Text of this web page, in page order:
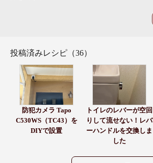
投稿済みレシピ（36）
防犯カメラ Tapo
C530WS（TC43）を
DIYで設置
トイレのレバーが空回
りして流せない！レバ
ーハンドルを交換しま
した